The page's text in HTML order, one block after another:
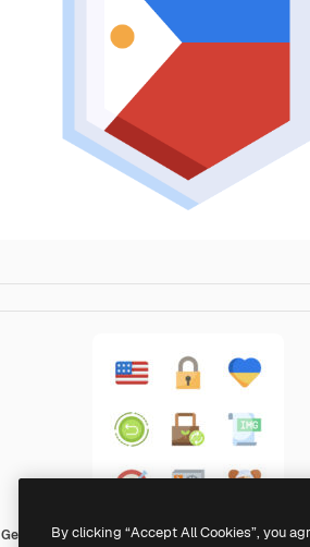
Generic FlatBy clicking “Accept All Cookies”, you